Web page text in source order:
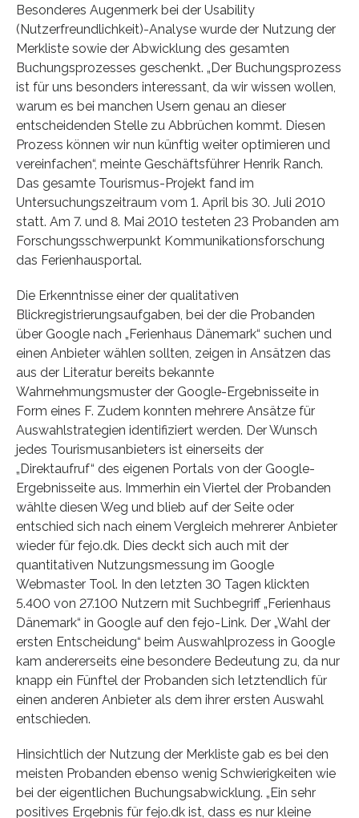
Besonderes Augenmerk bei der Usability
(Nutzerfreundlichkeit)-Analyse wurde der Nutzung der
Merkliste sowie der Abwicklung des gesamten
Buchungsprozesses geschenkt. „Der Buchungsprozess
ist für uns besonders interessant, da wir wissen wollen,
warum es bei manchen Usern genau an dieser
entscheidenden Stelle zu Abbrüchen kommt. Diesen
Prozess können wir nun künftig weiter optimieren und
vereinfachen“, meinte Geschäftsführer Henrik Ranch.
Das gesamte Tourismus-Projekt fand im
Untersuchungszeitraum vom 1. April bis 30. Juli 2010
statt. Am 7. und 8. Mai 2010 testeten 23 Probanden am
Forschungsschwerpunkt Kommunikationsforschung
das Ferienhausportal.
Die Erkenntnisse einer der qualitativen
Blickregistrierungsaufgaben, bei der die Probanden
über Google nach „Ferienhaus Dänemark“ suchen und
einen Anbieter wählen sollten, zeigen in Ansätzen das
aus der Literatur bereits bekannte
Wahrnehmungsmuster der Google-Ergebnisseite in
Form eines F. Zudem konnten mehrere Ansätze für
Auswahlstrategien identifiziert werden. Der Wunsch
jedes Tourismusanbieters ist einerseits der
„Direktaufruf“ des eigenen Portals von der Google-
Ergebnisseite aus. Immerhin ein Viertel der Probanden
wählte diesen Weg und blieb auf der Seite oder
entschied sich nach einem Vergleich mehrerer Anbieter
wieder für fejo.dk. Dies deckt sich auch mit der
quantitativen Nutzungsmessung im Google
Webmaster Tool. In den letzten 30 Tagen klickten
5.400 von 27.100 Nutzern mit Suchbegriff „Ferienhaus
Dänemark“ in Google auf den fejo-Link. Der „Wahl der
ersten Entscheidung“ beim Auswahlprozess in Google
kam andererseits eine besondere Bedeutung zu, da nur
knapp ein Fünftel der Probanden sich letztendlich für
einen anderen Anbieter als dem ihrer ersten Auswahl
entschieden.
Hinsichtlich der Nutzung der Merkliste gab es bei den
meisten Probanden ebenso wenig Schwierigkeiten wie
bei der eigentlichen Buchungsabwicklung. „Ein sehr
positives Ergebnis für fejo.dk ist, dass es nur kleine